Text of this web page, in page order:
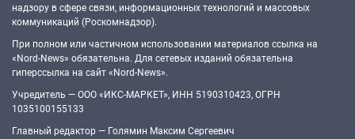
надзору в сфере связи, информационных технологий и массовых
коммуникаций (Роскомнадзор).
При полном или частичном использовании материалов ссылка на
«Nord-News» обязательна. Для сетевых изданий обязательна
гиперссылка на сайт «Nord-News».
Учредитель — ООО «ИКС-МАРКЕТ», ИНН 5190310423, ОГРН
1035100155133
Главный редактор — Голямин Максим Сергеевич